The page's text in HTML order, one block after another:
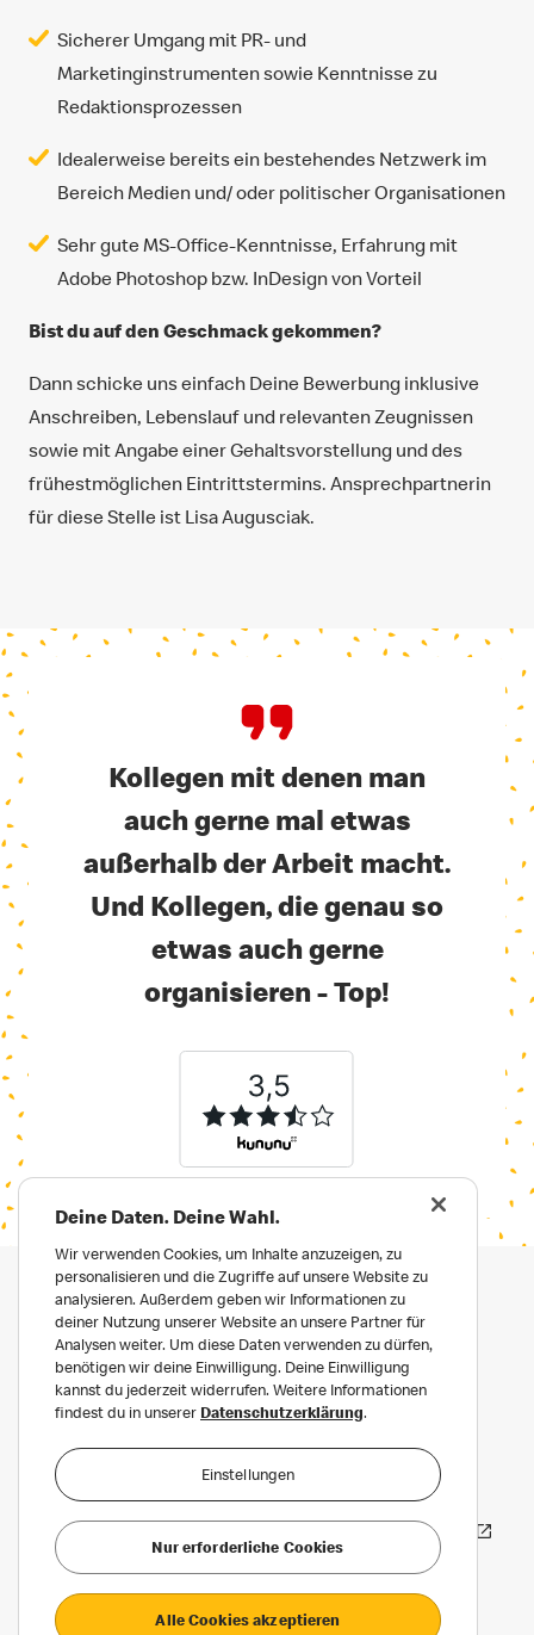
Sicherer Umgang mit PR- und
Marketinginstrumenten sowie Kenntnisse zu
Redaktionsprozessen
Idealerweise bereits ein bestehendes Netzwerk im
Bereich Medien und/ oder politischer Organisationen
Sehr gute MS-Office-Kenntnisse, Erfahrung mit
Adobe Photoshop bzw. InDesign von Vorteil
Bist du auf den Geschmack gekommen?
Dann schicke uns einfach Deine Bewerbung inklusive
Anschreiben, Lebenslauf und relevanten Zeugnissen
sowie mit Angabe einer Gehaltsvorstellung und des
frühestmöglichen Eintrittstermins. Ansprechpartnerin
für diese Stelle ist Lisa Augusciak.
Kollegen mit denen man
auch gerne mal etwas
außerhalb der Arbeit macht.
Und Kollegen, die genau so
etwas auch gerne
organisieren - Top!
Impressum
Datenschutz für Bewerber:innen
Häufige Fragen
Erklärung zur Barrierefreiheit
Deine Daten. Deine Wahl.
Wir verwenden Cookies, um Inhalte anzuzeigen, zu
personalisieren und die Zugriffe auf unsere Website zu
analysieren. Außerdem geben wir Informationen zu
deiner Nutzung unserer Website an unsere Partner für
Analysen weiter. Um diese Daten verwenden zu dürfen,
benötigen wir deine Einwilligung. Deine Einwilligung
kannst du jederzeit widerrufen. Weitere Informationen
findest du in unserer Datenschutzerklärung.
Einstellungen
Nur erforderliche Cookies
Alle Cookies akzeptieren